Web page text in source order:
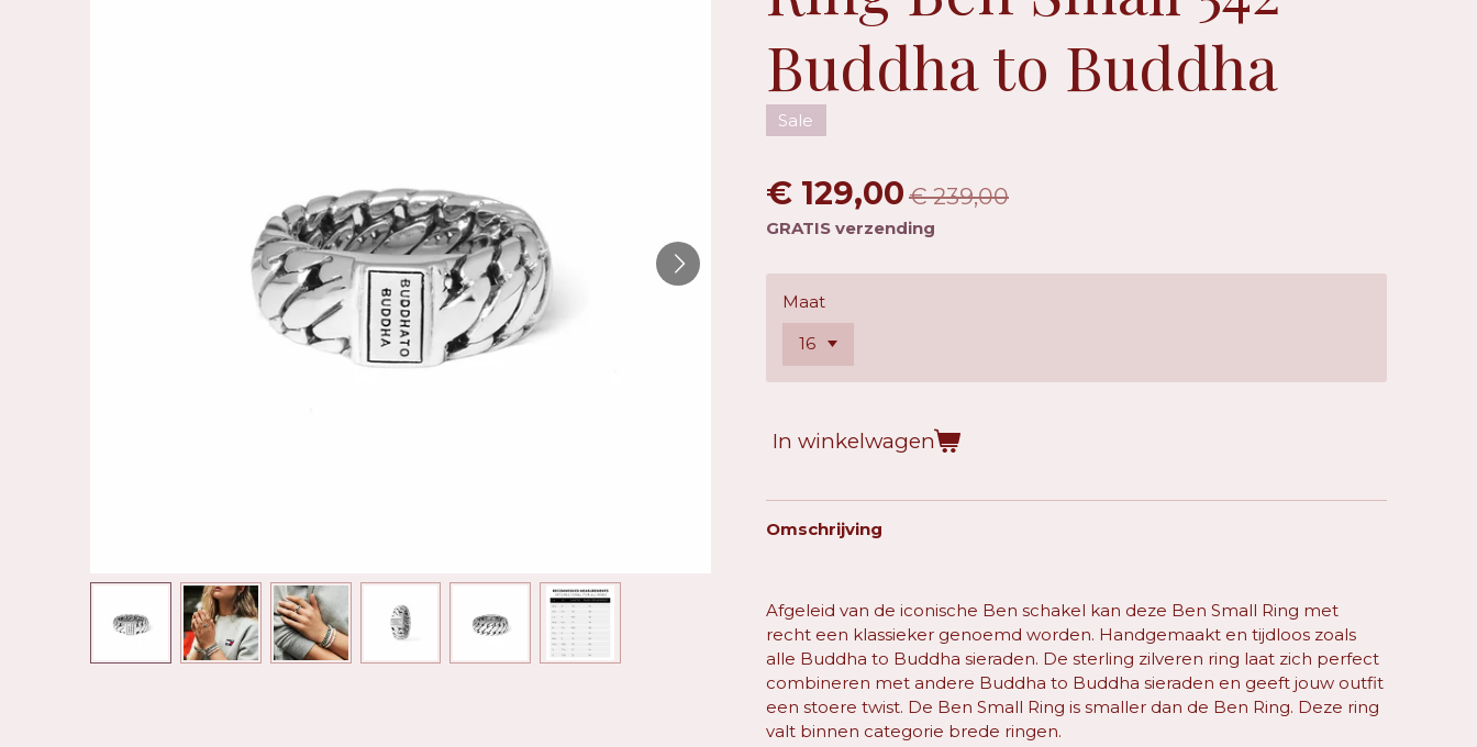
Buddha to Buddha
Sale
€ 129,00 € 239,00
GRATIS verzending
Maat
In winkelwagen
Omschrijving
Afgeleid van de iconische Ben schakel kan deze Ben Small Ring met
recht een klassieker genoemd worden. Handgemaakt en tijdloos zoals
alle Buddha to Buddha sieraden. De sterling zilveren ring laat zich perfect
combineren met andere Buddha to Buddha sieraden en geeft jouw outfit
een stoere twist. De Ben Small Ring is smaller dan de Ben Ring. Deze ring
valt binnen categorie brede ringen.